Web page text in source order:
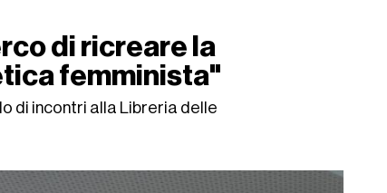
di ricreare la
femminista"
di incontri alla Libreria delle